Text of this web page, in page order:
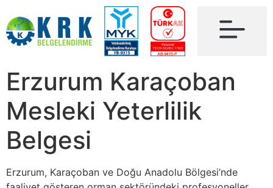
Erzurum Karaçoban
Mesleki Yeterlilik
Belgesi
Erzurum, Karaçoban ve Doğu Anadolu Bölgesi’nde